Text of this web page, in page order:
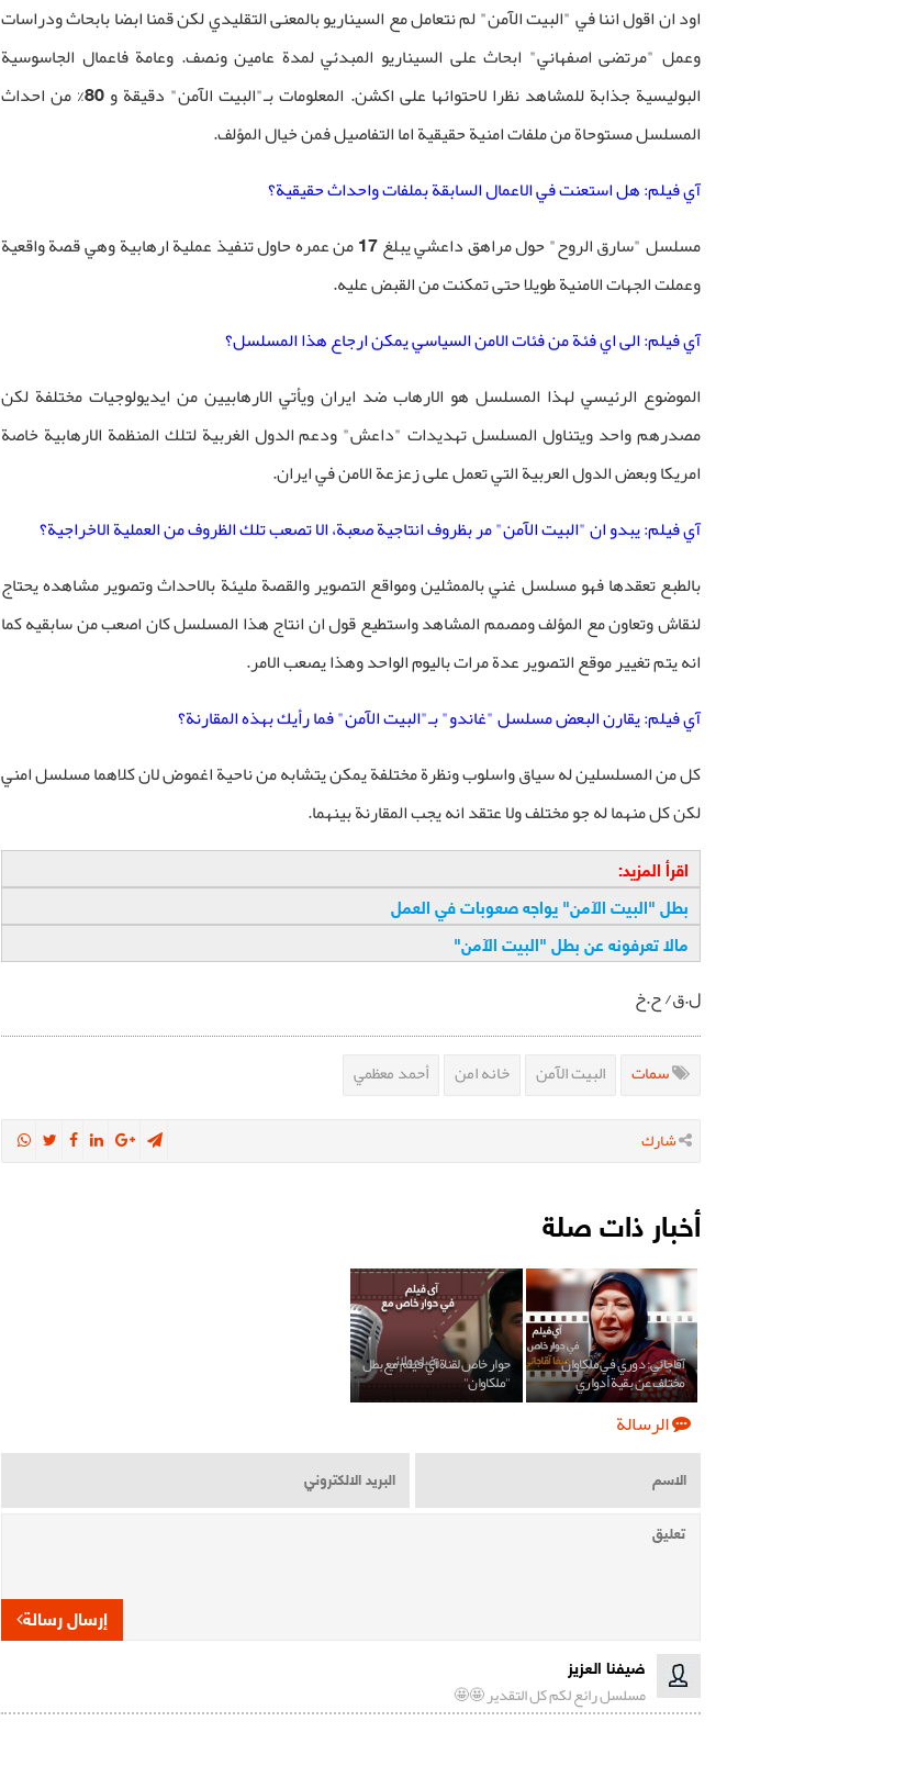
اود ان اقول اننا في "البيت الآمن" لم نتعامل مع السيناريو بالمعنى التقليدي لكن قمنا ابضا بابحاث ودراسات
وعمل "مرتضى اصفهاني" ابحاث على السيناريو المبدئي لمدة عامين ونصف. وعامة فاعمال الجاسوسية
البوليسية جذابة للمشاهد نظرا لاحتوائها على اكشن. المعلومات بـ"البيت الآمن" دقيقة و 80% من احداث
المسلسل مستوحاة من ملفات امنية حقيقية اما التفاصيل فمن خيال المؤلف.
آي فيلم: هل استعنت في الاعمال السابقة بملفات واحداث حقيقية؟
مسلسل "سارق الروح" حول مراهق داعشي يبلغ 17 من عمره حاول تنفيذ عملية ارهابية وهي قصة واقعية
وعملت الجهات الامنية طويلا حتى تمكنت من القبض عليه.
آي فيلم: الى اي فئة من فئات الامن السياسي يمكن ارجاع هذا المسلسل؟
الموضوع الرئيسي لهذا المسلسل هو الارهاب ضد ايران ويأتي الارهابيين من ايديولوجيات مختلفة لكن
مصدرهم واحد ويتناول المسلسل تهديدات "داعش" ودعم الدول الغربية لتلك المنظمة الارهابية خاصة
امريكا وبعض الدول العربية التي تعمل على زعزعة الامن في ايران.
آي فيلم: يبدو ان "البيت الآمن" مر بظروف انتاجية صعبة، الا تصعب تلك الظروف من العملية الاخراجية؟
بالطبع تعقدها فهو مسلسل غني بالممثلين ومواقع التصوير والقصة مليئة بالاحداث وتصوير مشاهده يحتاج
لنقاش وتعاون مع المؤلف ومصمم المشاهد واستطيع قول ان انتاج هذا المسلسل كان اصعب من سابقيه كما
انه يتم تغيير موقع التصوير عدة مرات باليوم الواحد وهذا يصعب الامر.
آي فيلم: يقارن البعض مسلسل "غاندو" بـ"البيت الآمن" فما رأيك بهذه المقارنة؟
كل من المسلسلين له سياق واسلوب ونظرة مختلفة يمكن يتشابه من ناحية اغموض لان كلاهما مسلسل امني
لكن كل منهما له جو مختلف ولا عتقد انه يجب المقارنة بينهما.
اقرأ المزيد:
بطل "البيت الآمن" يواجه صعوبات في العمل
مالا تعرفونه عن بطل "البيت الآمن"
ل.ق/ ح.خ
سمات البيت الآمن خانه امن أحمد معظمي
شارك
أخبار ذات صلة
آقاجاني: دوري في ملكاوان
مختلف عن بقية أدواري
حوار خاص لقناة آي فيلم مع بطل
"ملکاوان"
الرسالة
إرسال رسالة
ضيفنا العزيز
مسلسل رائع لكم كل التقدير 🤩🤩